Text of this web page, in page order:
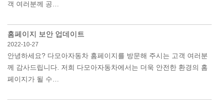
객 여러분께 공…
홈페이지 보안 업데이트
2022-10-27
안녕하세요? 다모아자동차 홈페이지를 방문해 주시는 고객 여러분
께 감사드립니다. 저희 다모아자동차에서는 더욱 안전한 환경의 홈
페이지가 될 수…